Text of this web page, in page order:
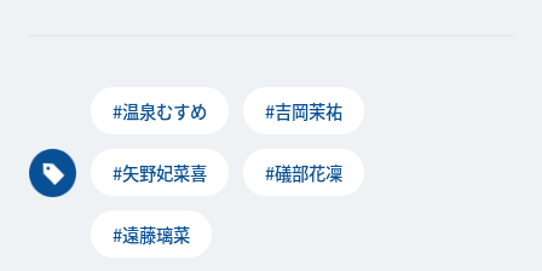
#温泉むすめ #吉岡茉祐
#矢野妃菜喜 #礒部花凜
#遠藤璃菜